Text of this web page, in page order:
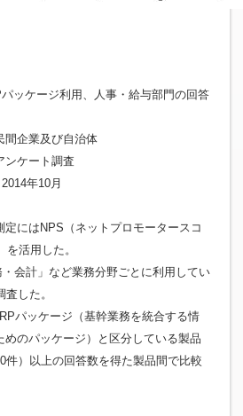
ッケージ利用、人事・給与部門の回答
間企業及び自治体
ンケート調査
年10月
にはNPS（ネットプロモータースコ
活用した。
会計」など業務分野ごとに利用してい
した。
パッケージ（基幹業務を統合する情
めのパッケージ）と区分している製品
件）以上の回答数を得た製品間で比較